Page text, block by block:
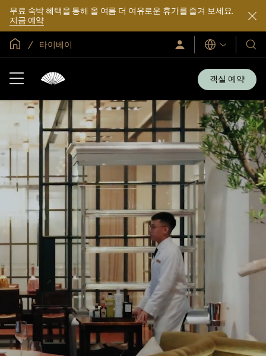
무료 숙박 혜택을 통해 올 여름 더 여유로운 휴가를 즐겨 보세요.
지금 예약
글로벌 홈
타이베이
로
그
입
언
어
호
텔
및
리
트
소
개
객실 예약